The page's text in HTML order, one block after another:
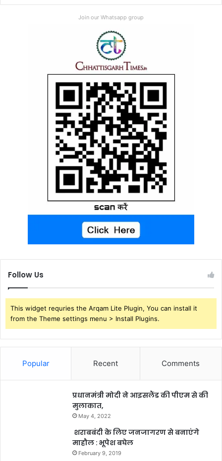
Join our Whatsapp group
Follow Us
This widget requries the Arqam Lite Plugin, You can install it
from the Theme settings menu > Install Plugins.
Popular Recent Comments
प्रधानमंत्री मोदी ने आइसलैंड की पीएम से की
मुलाकात,
May 4, 2022
शराबबंदी के लिए जनजागरण से बनाएंगे
माहौल : भूपेश बघेल
February 9, 2019